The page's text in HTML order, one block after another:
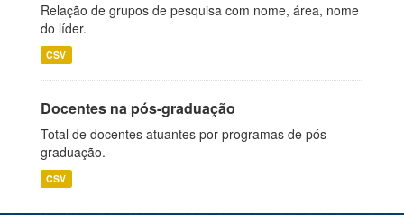
Relação de grupos de pesquisa com nome, área, nome
do líder.
CSV
Docentes na pós-graduação
Total de docentes atuantes por programas de pós-
graduação.
CSV